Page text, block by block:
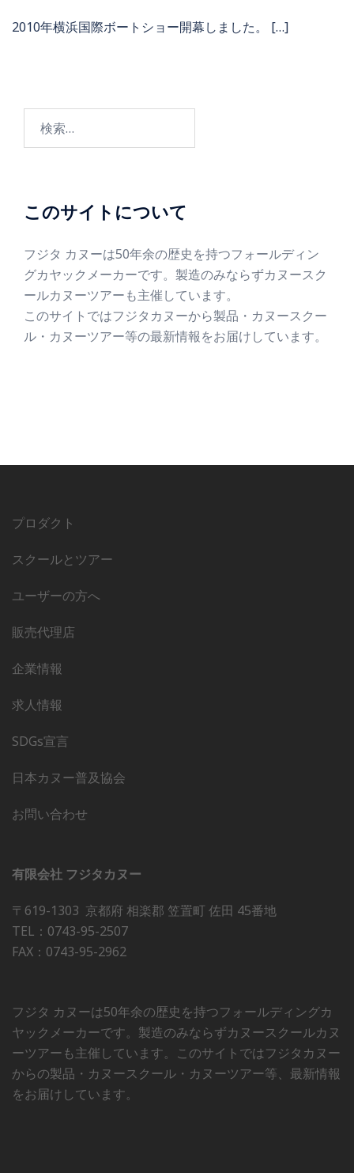
2010年横浜国際ボートショー開幕しました。 […]
このサイトについて
フジタ カヌーは50年余の歴史を持つフォールディン
グカヤックメーカーです。製造のみならずカヌースク
ールカヌーツアーも主催しています。
このサイトではフジタカヌーから製品・カヌースクー
ル・カヌーツアー等の最新情報をお届けしています。
プロダクト
スクールとツアー
ユーザーの方へ
販売代理店
企業情報
求人情報
SDGs宣言
日本カヌー普及協会
お問い合わせ
有限会社 フジタカヌー
〒619-1303 京都府 相楽郡 笠置町 佐田 45番地
TEL：0743-95-2507
FAX：0743-95-2962
フジタ カヌーは50年余の歴史を持つフォールディングカ
ヤックメーカーです。製造のみならずカヌースクールカヌ
ーツアーも主催しています。このサイトではフジタカヌー
からの製品・カヌースクール・カヌーツアー等、最新情報
をお届けしています。